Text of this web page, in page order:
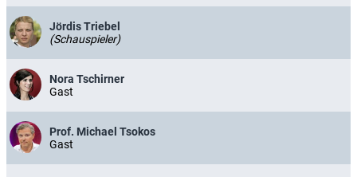
Jördis Triebel
(Schauspieler)
Nora Tschirner
Gast
Prof. Michael Tsokos
Gast